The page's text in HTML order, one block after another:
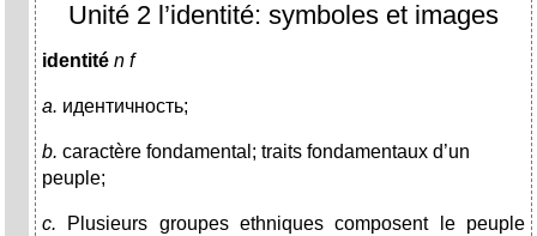
Unité 2 l’identité: symboles et images
identité n f
a. идентичность;
b. caractère fondamental; traits fondamentaux d’un
peuple;
c. Plusieurs groupes ethniques composent le peuple